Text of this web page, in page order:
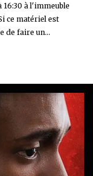
16:30 à l'immeuble
ce matériel est
de faire un...